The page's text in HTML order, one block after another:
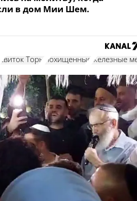
в дом Мии Шем.
свиток Торы похищенные Железные